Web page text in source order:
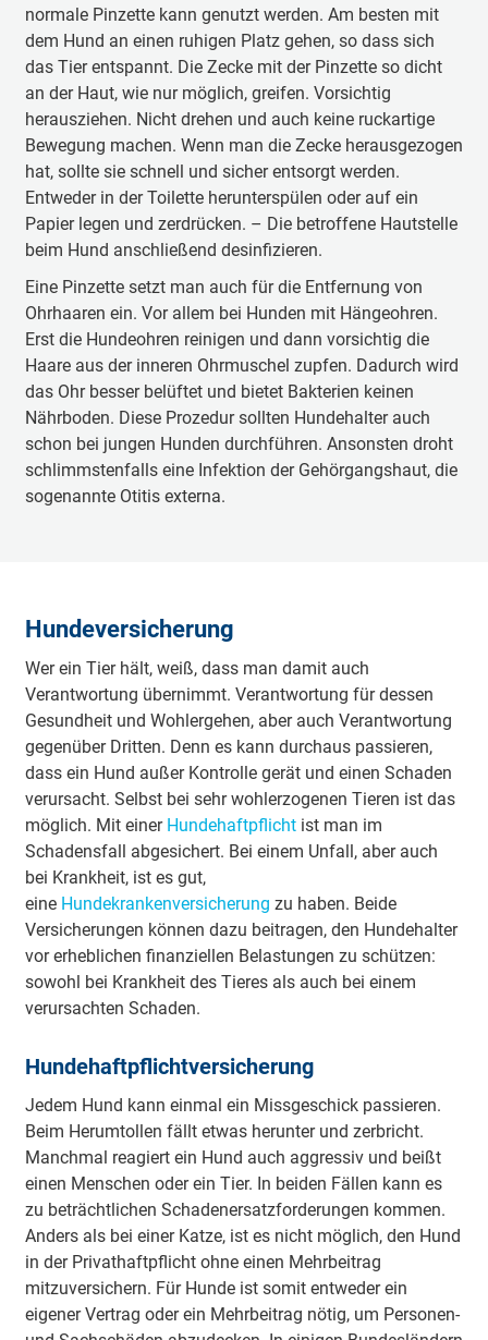
normale Pinzette kann genutzt werden. Am besten mit
dem Hund an einen ruhigen Platz gehen, so dass sich
das Tier entspannt. Die Zecke mit der Pinzette so dicht
an der Haut, wie nur möglich, greifen. Vorsichtig
herausziehen. Nicht drehen und auch keine ruckartige
Bewegung machen. Wenn man die Zecke herausgezogen
hat, sollte sie schnell und sicher entsorgt werden.
Entweder in der Toilette herunterspülen oder auf ein
Papier legen und zerdrücken. – Die betroffene Hautstelle
beim Hund anschließend desinfizieren.
Eine Pinzette setzt man auch für die Entfernung von
Ohrhaaren ein. Vor allem bei Hunden mit Hängeohren.
Erst die Hundeohren reinigen und dann vorsichtig die
Haare aus der inneren Ohrmuschel zupfen. Dadurch wird
das Ohr besser belüftet und bietet Bakterien keinen
Nährboden. Diese Prozedur sollten Hundehalter auch
schon bei jungen Hunden durchführen. Ansonsten droht
schlimmstenfalls eine Infektion der Gehörgangshaut, die
sogenannte Otitis externa.
Hundeversicherung
Wer ein Tier hält, weiß, dass man damit auch
Verantwortung übernimmt. Verantwortung für dessen
Gesundheit und Wohlergehen, aber auch Verantwortung
gegenüber Dritten. Denn es kann durchaus passieren,
dass ein Hund außer Kontrolle gerät und einen Schaden
verursacht. Selbst bei sehr wohlerzogenen Tieren ist das
möglich. Mit einer Hundehaftpflichtist man im
Schadensfall abgesichert. Bei einem Unfall, aber auch
bei Krankheit, ist es gut,
eine Hundekrankenversicherung zu haben. Beide
Versicherungen können dazu beitragen, den Hundehalter
vor erheblichen finanziellen Belastungen zu schützen:
sowohl bei Krankheit des Tieres als auch bei einem
verursachten Schaden.
Hundehaftpflichtversicherung
Jedem Hund kann einmal ein Missgeschick passieren.
Beim Herumtollen fällt etwas herunter und zerbricht.
Manchmal reagiert ein Hund auch aggressiv und beißt
einen Menschen oder ein Tier. In beiden Fällen kann es
zu beträchtlichen Schadenersatzforderungen kommen.
Anders als bei einer Katze, ist es nicht möglich, den Hund
in der Privathaftpflicht ohne einen Mehrbeitrag
mitzuversichern. Für Hunde ist somit entweder ein
eigener Vertrag oder ein Mehrbeitrag nötig, um Personen-